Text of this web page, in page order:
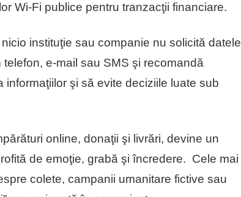
Wi-Fi publice pentru tranzacţii financiare.
instituţie sau companie nu solicită datele
e-mail sau SMS şi recomandă
şi să evite deciziile luate sub
online, donaţii şi livrări, devine un
de emoţie, grabă şi încredere. Cele mai
colete, campanii umanitare fictive sau